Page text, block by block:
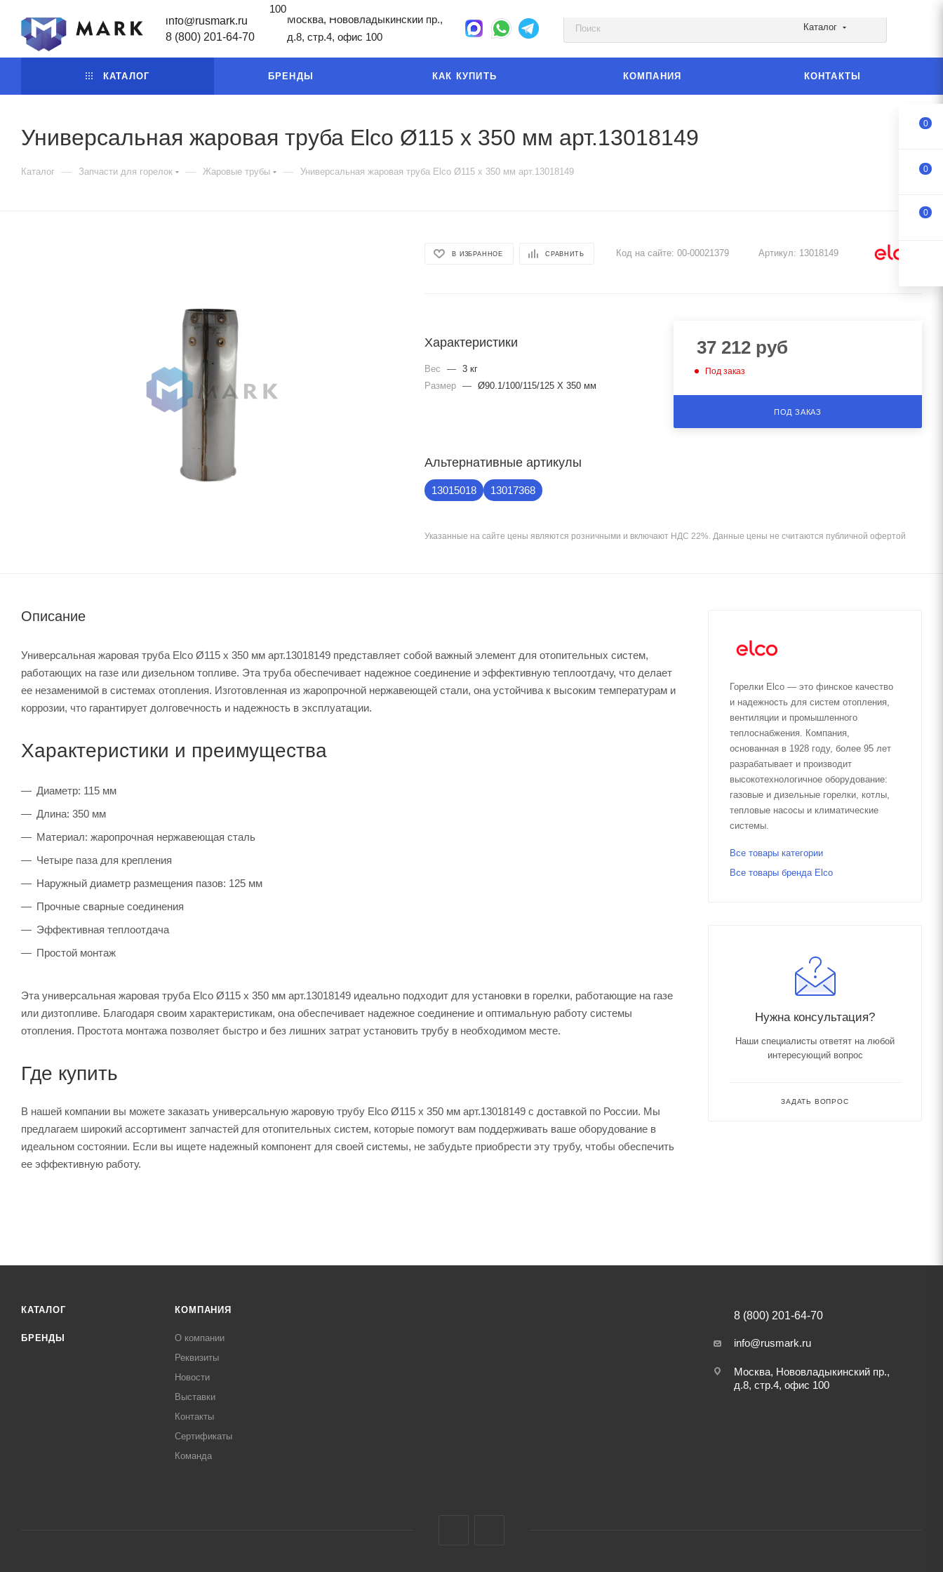
info@rusmark.ru
8 (800) 201-64-70
Москва, Нововладыкинский пр.,
д.8, стр.4, офис 100
Каталог
КАТАЛОГ БРЕНДЫ КАК КУПИТЬ КОМПАНИЯ КОНТАКТЫ
100
Универсальная жаровая труба Elco Ø115 x 350 мм арт.13018149
Каталог — Запчасти для горелок — Жаровые трубы — Универсальная жаровая труба Elco Ø115 x 350 мм арт.13018149
В ИЗБРАННОЕ СРАВНИТЬ Код на сайте: 00-00021379 Артикул: 13018149
Характеристики
Вес —
3 кг
Размер
— Ø90.1/100/115/125 X 350 мм
37 212руб
Под заказ
ПОД ЗАКАЗ
Альтернативные артикулы
13015018 13017368
Указанные на сайте цены являются розничными и включают НДС 22%. Данные цены не считаются публичной офертой
Описание
Универсальная жаровая труба Elco Ø115 x 350 мм арт.13018149 представляет собой важный элемент для отопительных систем,
работающих на газе или дизельном топливе. Эта труба обеспечивает надежное соединение и эффективную теплоотдачу, что делает
ее незаменимой в системах отопления. Изготовленная из жаропрочной нержавеющей стали, она устойчива к высоким температурам и
коррозии, что гарантирует долговечность и надежность в эксплуатации.
Характеристики и преимущества
Диаметр: 115 мм
Длина: 350 мм
Материал: жаропрочная нержавеющая сталь
Четыре паза для крепления
Наружный диаметр размещения пазов: 125 мм
Прочные сварные соединения
Эффективная теплоотдача
Простой монтаж
Эта универсальная жаровая труба Elco Ø115 x 350 мм арт.13018149 идеально подходит для установки в горелки, работающие на газе
или дизтопливе. Благодаря своим характеристикам, она обеспечивает надежное соединение и оптимальную работу системы
отопления. Простота монтажа позволяет быстро и без лишних затрат установить трубу в необходимом месте.
Где купить
В нашей компании вы можете заказать универсальную жаровую трубу Elco Ø115 x 350 мм арт.13018149 с доставкой по России. Мы
предлагаем широкий ассортимент запчастей для отопительных систем, которые помогут вам поддерживать ваше оборудование в
идеальном состоянии. Если вы ищете надежный компонент для своей системы, не забудьте приобрести эту трубу, чтобы обеспечить
ее эффективную работу.
Горелки Elco — это финское качество
и надежность для систем отопления,
вентиляции и промышленного
теплоснабжения. Компания,
основанная в 1928 году, более 95 лет
разрабатывает и производит
высокотехнологичное оборудование:
газовые и дизельные горелки, котлы,
тепловые насосы и климатические
системы.
Все товары категории
Все товары бренда Elco
Нужна консультация?
Наши специалисты ответят на любой
интересующий вопрос
ЗАДАТЬ ВОПРОС
КАТАЛОГ
БРЕНДЫ
КОМПАНИЯ
О компании
Реквизиты
Новости
Выставки
Контакты
Сертификаты
Команда
8 (800) 201-64-70
info@rusmark.ru
Москва, Нововладыкинский пр.,
д.8, стр.4, офис 100
0
0
0